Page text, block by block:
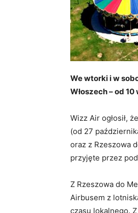
We wtorki i w
Włoszech – od
Wizz Air ogłosił,
(od 27
oraz z Rzeszowa
przyjęte przez
Z Rzeszowa do
Airbusem z
czasu lokalnego.